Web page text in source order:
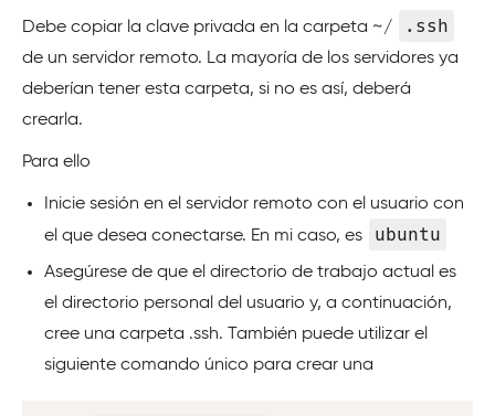
Debe copiar la clave privada en la carpeta ~/ .ssh
de un servidor remoto. La mayoría de los servidores ya
deberían tener esta carpeta, si no es así, deberá
crearla.
Para ello
Inicie sesión en el servidor remoto con el usuario con
el que desea conectarse. En mi caso, es
ubuntu
Asegúrese de que el directorio de trabajo actual es
el directorio personal del usuario y, a continuación,
cree una carpeta .ssh. También puede utilizar el
siguiente comando único para crear una